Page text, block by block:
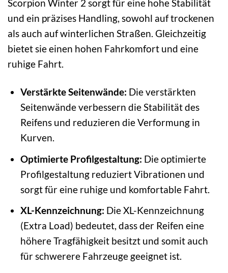
Scorpion Winter 2 sorgt für eine hohe Stabilität
und ein präzises Handling, sowohl auf trockenen
als auch auf winterlichen Straßen. Gleichzeitig
bietet sie einen hohen Fahrkomfort und eine
ruhige Fahrt.
Verstärkte Seitenwände: Die verstärkten
Seitenwände verbessern die Stabilität des
Reifens und reduzieren die Verformung in
Kurven.
Optimierte Profilgestaltung: Die optimierte
Profilgestaltung reduziert Vibrationen und
sorgt für eine ruhige und komfortable Fahrt.
XL-Kennzeichnung: Die XL-Kennzeichnung
(Extra Load) bedeutet, dass der Reifen eine
höhere Tragfähigkeit besitzt und somit auch
für schwerere Fahrzeuge geeignet ist.